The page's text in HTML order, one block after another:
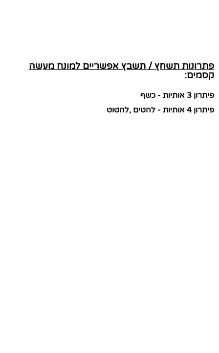
פתרונות תשחץ / תשבץ אפשריים למונח מעשה
קסמים:
פיתרון 3 אותיות - כשף
פיתרון 4 אותיות - להטים ,להטוט